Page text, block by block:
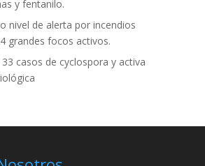
y fentanilo.
nivel de alerta por incendios
grandes focos activos.
casos de cyclospora y activa